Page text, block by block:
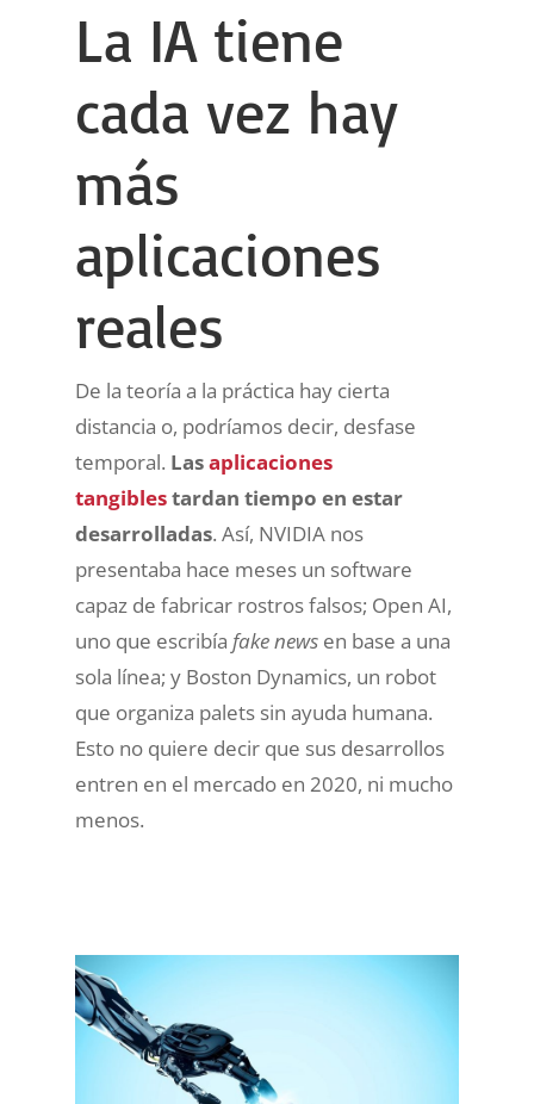
La IA tiene
cada vez hay
más
aplicaciones
reales
De la teoría a la práctica hay cierta
distancia o, podríamos decir, desfase
temporal. Lasaplicaciones
tangiblestardan tiempo en estar
desarrolladas. Así, NVIDIA nos
presentaba hace meses un software
capaz de fabricar rostros falsos; Open AI,
uno que escribía fake newsen base a una
sola línea; y Boston Dynamics, un robot
que organiza palets sin ayuda humana.
Esto no quiere decir que sus desarrollos
entren en el mercado en 2020, ni mucho
menos.